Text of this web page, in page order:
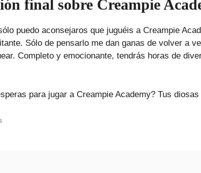
final sobre Creampie
puedo aconsejaros que juguéis a Creampie
Sólo de pensarlo me dan ganas de volver a
Completo y emocionante, tendrás horas de
para jugar a Creampie Academy? Tus